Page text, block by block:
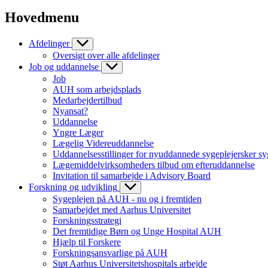
Hovedmenu
Afdelinger
Oversigt over alle afdelinger
Job og uddannelse
Job
AUH som arbejdsplads
Medarbejdertilbud
Nyansat?
Uddannelse
Yngre Læger
Lægelig Videreuddannelse
Uddannelsesstillinger for nyuddannede sygeplejersker
Lægemiddelvirksomheders tilbud om efteruddannelse
Invitation til samarbejde i Advisory Board
Forskning og udvikling
Sygeplejen på AUH - nu og i fremtiden
Samarbejdet med Aarhus Universitet
Forskningsstrategi
Det fremtidige Børn og Unge Hospital AUH
Hjælp til Forskere
Forskningsansvarlige på AUH
Støt Aarhus Universitetshospitals arbejde